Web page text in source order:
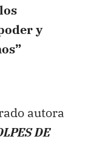
y
autora
DE